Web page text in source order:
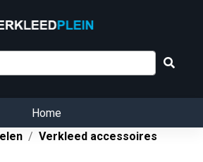
Home
Verkleed accessoires